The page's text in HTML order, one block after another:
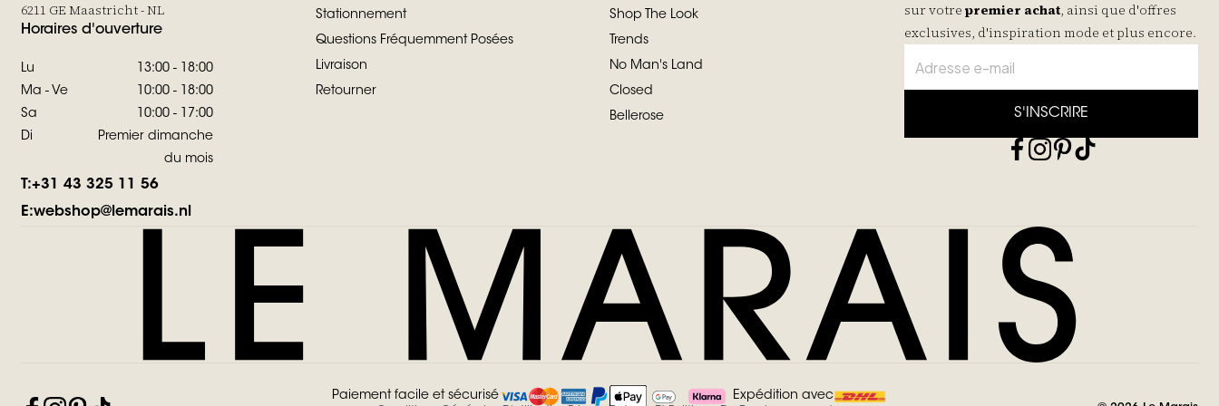
6211 GE Maastricht - NL
Horaires d'ouverture
Lu
13:00 - 18:00
Ma - Ve
10:00 - 18:00
Sa
10:00 - 17:00
Di
Premier dimanche
du mois
T:+31 43 325 11 56
E:webshop@lemarais.nl
Stationnement
Questions Fréquemment Posées
Livraison
Retourner
Shop The Look
Trends
No Man's Land
Closed
Bellerose
sur votre premier achat, ainsi que d'offres
exclusives, d'inspiration mode et plus encore.
S'INSCRIRE
Paiement facile et sécurisé Expédition avec